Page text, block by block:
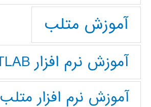
آموزش متلب
آموزش نرم افزار MATLAB
آموزش نرم افزار متلب